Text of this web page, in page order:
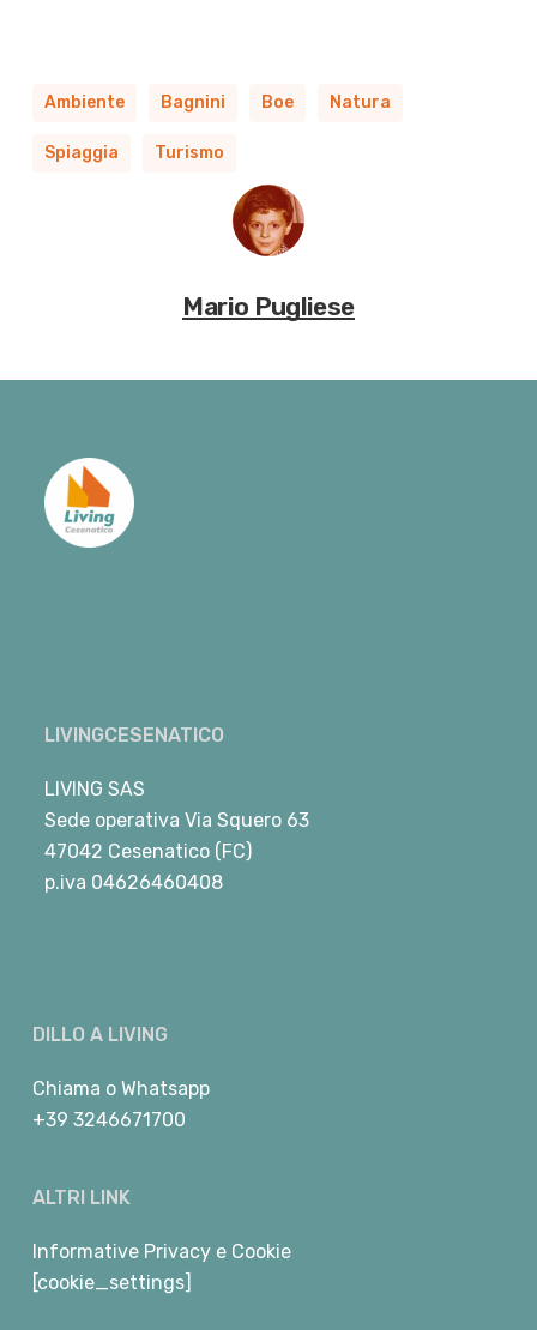
Ambiente Bagnini Boe Natura
Spiaggia Turismo
Mario Pugliese
LIVINGCESENATICO
LIVING SAS
Sede operativa Via Squero 63
47042 Cesenatico (FC)
p.iva 04626460408
DILLO A LIVING
Chiama o Whatsapp
+39 3246671700
ALTRI LINK
Informative Privacy e Cookie
[cookie_settings]